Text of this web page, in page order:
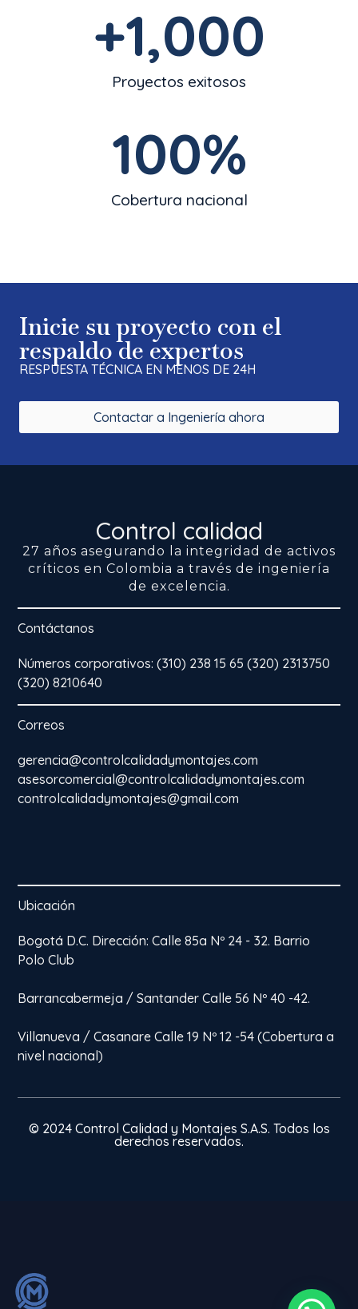
Proyectos exitosos
+1,000
Cobertura nacional
100%
Inicie su proyecto con el
respaldo de expertos
RESPUESTA TÉCNICA EN MENOS DE 24H
Contactar a Ingeniería ahora
Control calidad
27 años asegurando la integridad de activos
críticos en Colombia a través de ingeniería
de excelencia.
Contáctanos
Números corporativos: (310) 238 15 65 (320) 2313750
(320) 8210640
Correos
gerencia@controlcalidadymontajes.com
asesorcomercial@controlcalidadymontajes.com
controlcalidadymontajes@gmail.com
Ubicación
Bogotá D.C. Dirección: Calle 85a Nº 24 - 32. Barrio
Polo Club
Barrancabermeja / Santander Calle 56 Nº 40 -42.
Villanueva / Casanare Calle 19 Nº 12 -54 (Cobertura a
nivel nacional)
© 2024 Control Calidad y Montajes S.A.S. Todos los
derechos reservados.